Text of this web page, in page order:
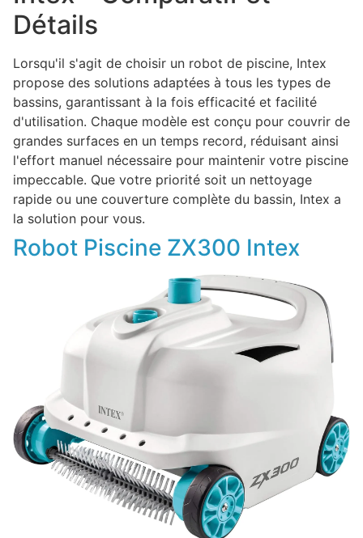
Détails
Lorsqu'il s'agit de choisir un robot de piscine, Intex
propose des solutions adaptées à tous les types de
bassins, garantissant à la fois efficacité et facilité
d'utilisation. Chaque modèle est conçu pour couvrir de
grandes surfaces en un temps record, réduisant ainsi
l'effort manuel nécessaire pour maintenir votre piscine
impeccable. Que votre priorité soit un nettoyage
rapide ou une couverture complète du bassin, Intex a
la solution pour vous.
Robot Piscine ZX300 Intex